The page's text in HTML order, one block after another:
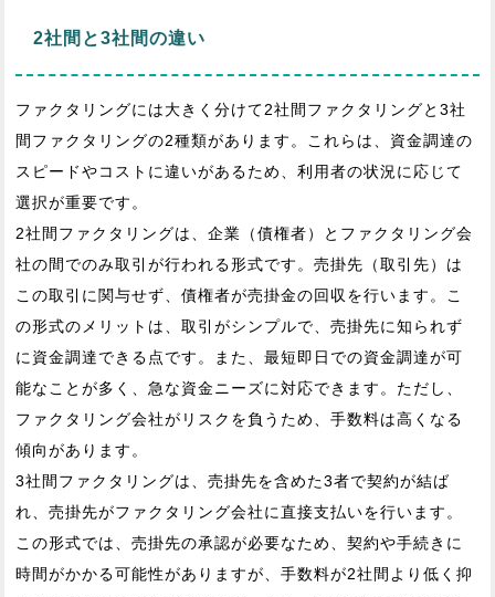
2社間と3社間の違い
ファクタリングには大きく分けて2社間ファクタリングと3社
間ファクタリングの2種類があります。これらは、資金調達の
スピードやコストに違いがあるため、利用者の状況に応じて
選択が重要です。
2社間ファクタリングは、企業（債権者）とファクタリング会
社の間でのみ取引が行われる形式です。売掛先（取引先）は
この取引に関与せず、債権者が売掛金の回収を行います。こ
の形式のメリットは、取引がシンプルで、売掛先に知られず
に資金調達できる点です。また、最短即日での資金調達が可
能なことが多く、急な資金ニーズに対応できます。ただし、
ファクタリング会社がリスクを負うため、手数料は高くなる
傾向があります。
3社間ファクタリングは、売掛先を含めた3者で契約が結ば
れ、売掛先がファクタリング会社に直接支払いを行います。
この形式では、売掛先の承認が必要なため、契約や手続きに
時間がかかる可能性がありますが、手数料が2社間より低く抑